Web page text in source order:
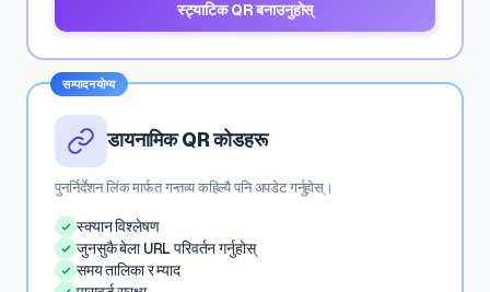
स्ट्याटिक QR बनाउनुहोस्
सम्पादनयोग्य
डायनामिक QR कोडहरू
पुनर्निर्देशन लिंक मार्फत गन्तव्य कहिल्यै पनि अपडेट गर्नुहोस्।
स्क्यान विश्लेषण
जुनसुकै बेला URL परिवर्तन गर्नुहोस्
समय तालिका र म्याद